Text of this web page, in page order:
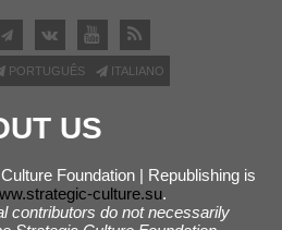
PORTUGUÊS ITALIANO
US
Foundation | Republishing is
culture.su.
contributors do not necessarily